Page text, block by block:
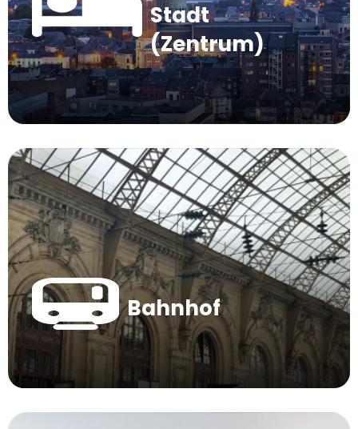
Stadt
(Zentrum)
Bahnhof